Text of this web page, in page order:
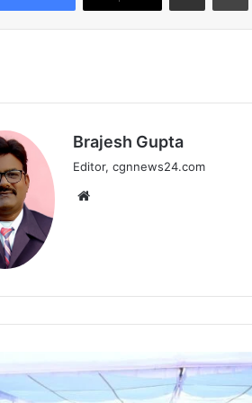
Brajesh Gupta
Editor, cgnnews24.com